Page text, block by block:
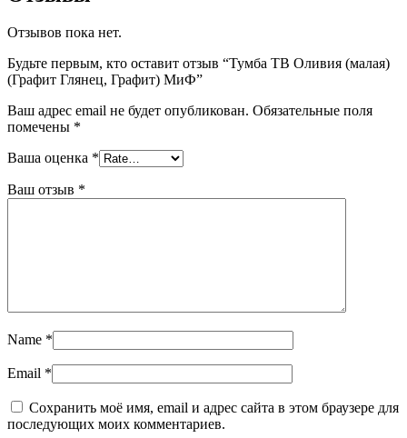
Отзывов пока нет.
Будьте первым, кто оставит отзыв “Тумба ТВ Оливия (малая)
(Графит Глянец, Графит) МиФ”
Ваш адрес email не будет опубликован. Обязательные поля
помечены *
Ваша оценка *
Ваш отзыв *
Name *
Email *
Сохранить моё имя, email и адрес сайта в этом браузере для
последующих моих комментариев.